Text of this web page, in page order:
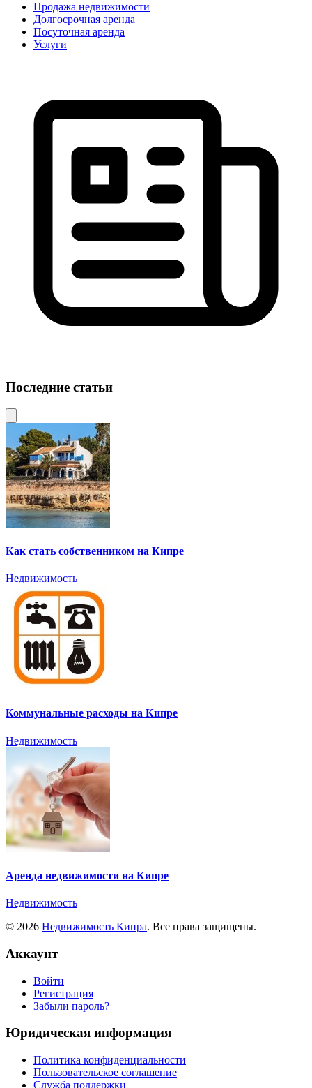
Продажа недвижимости
Долгосрочная аренда
Посуточная аренда
Услуги
Последние статьи
Как стать собственником на Кипре
Недвижимость
Коммунальные расходы на Кипре
Недвижимость
Аренда недвижимости на Кипре
Недвижимость
© 2026 Недвижимость Кипра. Все права защищены.
Аккаунт
Войти
Регистрация
Забыли пароль?
Юридическая информация
Политика конфиденциальности
Пользовательское соглашение
Служба поддержки